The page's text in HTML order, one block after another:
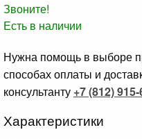
Звоните!
Есть в наличии
Нужна помощь в выборе
способах оплаты и
консультанту +7 (812)
Характеристики